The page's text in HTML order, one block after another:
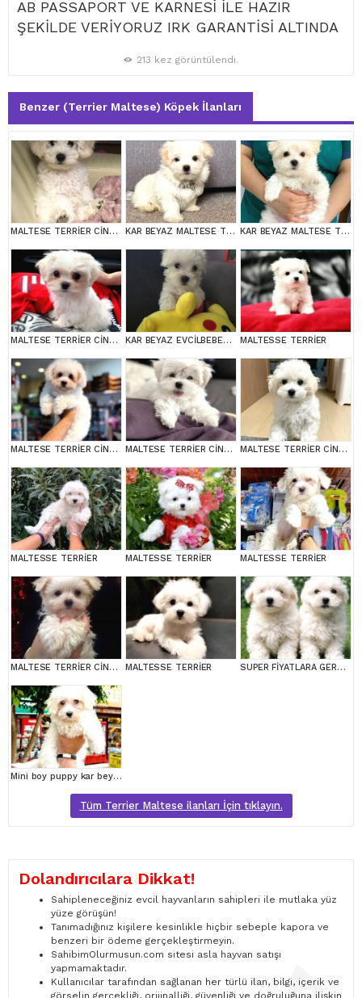
AB PASSAPORT VE KARNESİ İLE HAZIR
ŞEKİLDE VERİYORUZ IRK GARANTİSİ ALTINDA
213 kez görüntülendi.
Benzer (Terrier Maltese) Köpek İlanları
MALTESE TERRİER CİNSİ YAVRULAR KAR BEYAZ MALTESE TERRİER CİNSLERİ KAR BEYAZ MALTESE TERRİER CİNSLERİ
MALTESE TERRİER CİNSİ YAVRULAR KAR BEYAZ EVCİLBEBEKLER EV ÜRETİMİ MALTESSE TERRİER MALTESSE TERRİER
MALTESE TERRİER CİNSİ YAVRULAR MALTESE TERRİER CİNSİ YAVRULAR MALTESE TERRİER CİNSİ YAVRULAR
MALTESSE TERRİER MALTESSE TERRİER MALTESSE TERRİER
MALTESE TERRİER CİNSİ YAVRULAR MALTESSE TERRİER SUPER FİYATLARA GERÇEK MALTESE YAVRULAR
Mini boy puppy kar beyaz sevimli MALTESSE TERRİER CİNSİ
Tüm Terrier Maltese ilanları İçin tıklayın.
Dolandırıcılara Dikkat!
Sahipleneceğiniz evcil hayvanların sahipleri ile mutlaka yüz
yüze görüşün!
Tanımadığınız kişilere kesinlikle hiçbir sebeple kapora ve
benzeri bir ödeme gerçekleştirmeyin.
SahibimOlurmusun.com sitesi asla hayvan satışı
yapmamaktadır.
Kullanıcılar tarafından sağlanan her türlü ilan, bilgi, içerik ve